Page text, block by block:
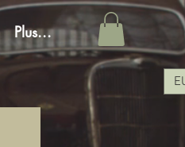
Plus...